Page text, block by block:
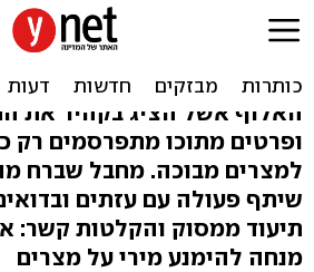
תחקיר הפיגוע:
מצרים, הוכחות
האלוף אשל הציג בקהיר את
ופרטים מתוכו מתפרסמים רק
למצרים מבוכה. מחבל שברח
שיתף פעולה עם עזתים
תיעוד ממסוק והקלטות קשר:
מנחה להימנע מירי על מצרים